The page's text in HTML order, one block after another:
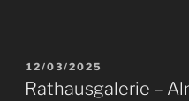
VERÖFFENTLICHT
AM
12/03/2025
Rathausgalerie –